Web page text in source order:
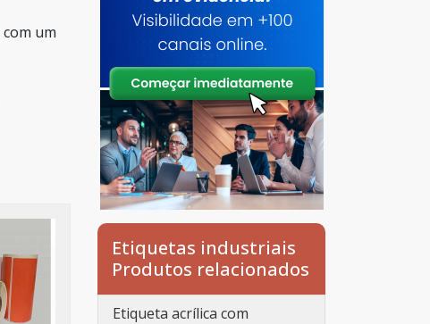
com um
Etiquetas industriais
Produtos relacionados
Etiqueta acrílica com